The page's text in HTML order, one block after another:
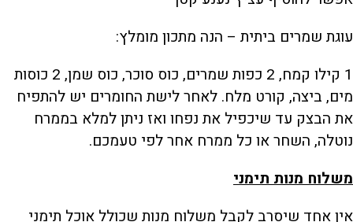
עוגת שמרים ביתית – הנה מתכון מומלץ:
1 קילו קמח, 2 כפות שמרים, כוס סוכר, כוס שמן, 2 כוסות
מים, ביצה, קורט מלח. לאחר לישת החומרים יש להתפיח
את הבצק עד שיכפיל את נפחו ואז ניתן למלא בממרח
נוטלה, השחר או כל ממרח אחר לפי טעמכם.
משלוח מנות תימני
אין אחד שיסרב לקבל משלוח מנות שכולל אוכל תימני